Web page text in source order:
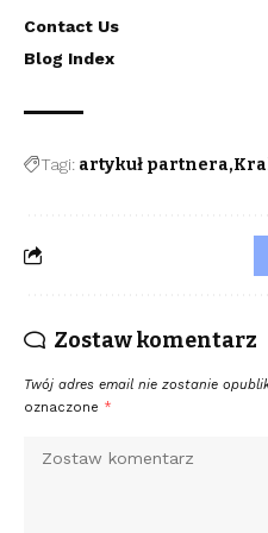
Contact Us
Blog Index
Tagi: artykuł partnera
Zostaw komentarz
Twój adres email nie zostanie
oznaczone *